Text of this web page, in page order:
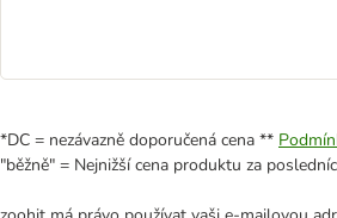
*DC = nezávazně doporučená cena **
"běžně" = Nejnižší cena produktu za